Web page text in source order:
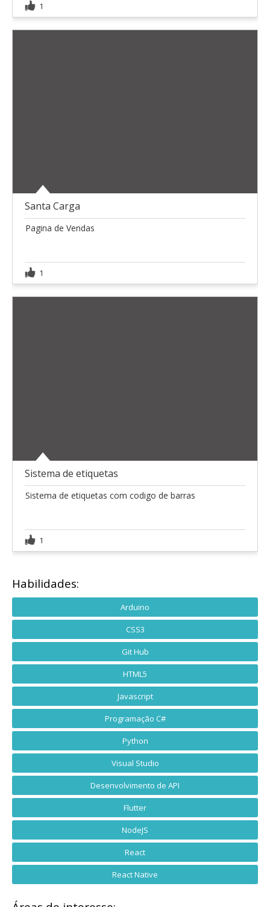
1
Santa Carga
Pagina de Vendas
1
Sistema de etiquetas
Sistema de etiquetas com codigo de barras
1
Habilidades:
Arduino
CSS3
Git Hub
HTML5
Javascript
Programação C#
Python
Visual Studio
Desenvolvimento de API
Flutter
NodeJS
React
React Native